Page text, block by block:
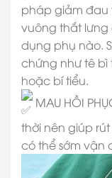
pháp giảm đau
vuông thắt
dụng phụ nào.
chứng như tê
hoặc bí tiểu.
MAU HỒI
thời nên giúp
có thể sớm vận